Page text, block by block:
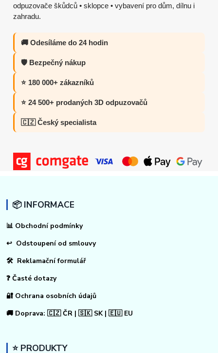
odpuzovače škůdců • sklopce • vybavení pro dům, dílnu i
zahradu.
🚚 Odesíláme do 24 hodin
🛡️ Bezpečný nákup
⭐ 180 000+ zákazníků
⭐ 24 500+ prodaných 3D odpuzovačů
🇨🇿 Český specialista
📦 INFORMACE
📊 Obchodní podmínky
↩ Odstoupení od smlouvy
🛠 Reklamační formulář
❓ Časté dotazy
🔐 Ochrana osobních údajů
🚚 Doprava: 🇨🇿 ČR | 🇸🇰 SK | 🇪🇺 EU
⭐ PRODUKTY